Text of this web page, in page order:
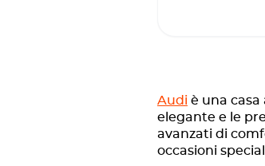
Audi è una
elegante e le
avanzati di
occasioni